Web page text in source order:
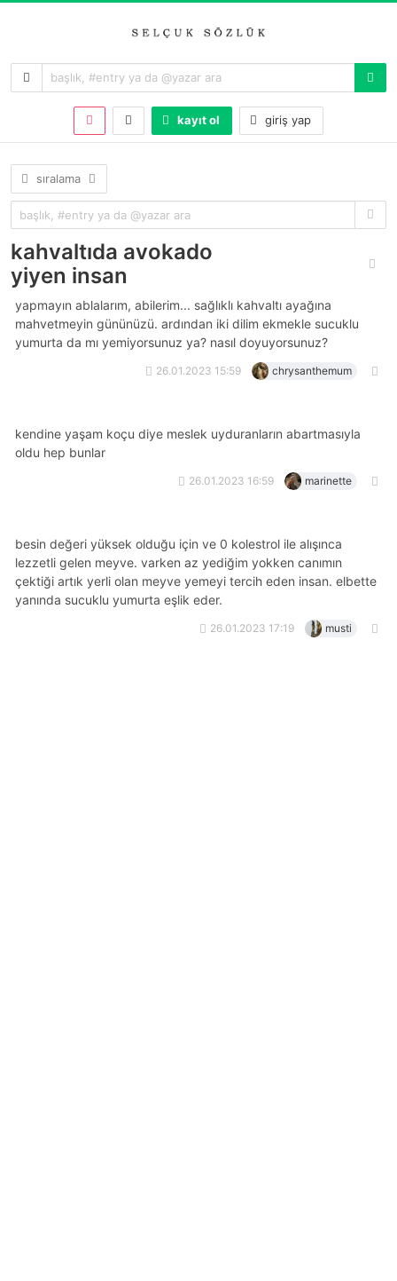
kayıt ol giriş yap
sıralama
kahvaltıda avokado
yiyen insan
yapmayın ablalarım, abilerim... sağlıklı kahvaltı ayağına
mahvetmeyin gününüzü. ardından iki dilim ekmekle sucuklu
yumurta da mı yemiyorsunuz ya? nasıl doyuyorsunuz?
26.01.2023 15:59 chrysanthemum
kendine yaşam koçu diye meslek uyduranların abartmasıyla
oldu hep bunlar
26.01.2023 16:59 marinette
besin değeri yüksek olduğu için ve 0 kolestrol ile alışınca
lezzetli gelen meyve. varken az yediğim yokken canımın
çektiği artık yerli olan meyve yemeyi tercih eden insan. elbette
yanında sucuklu yumurta eşlik eder.
26.01.2023 17:19 musti